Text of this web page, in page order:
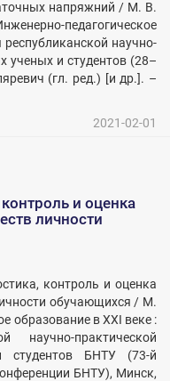
напряжний / М. В.
педагогическое
научно-
ученых и студентов (28–
(гл. ред.) [и др.]. –
2021-02-01
и оценка
личности
контроль и оценка
обучающихся / М.
образование в XXI веке :
научно-практической
студентов БНТУ (73-й
БНТУ), Минск,